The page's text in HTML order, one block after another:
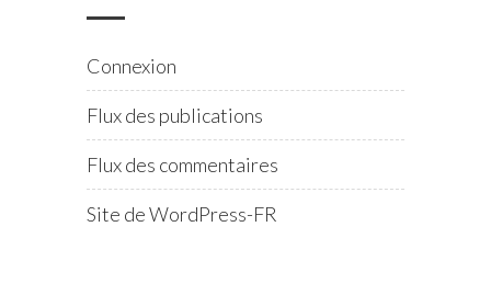
Connexion
Flux des publications
Flux des commentaires
Site de WordPress-FR